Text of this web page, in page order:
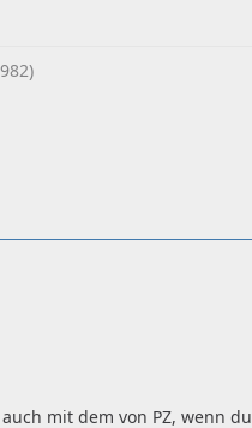
mit dem von PZ, wenn du